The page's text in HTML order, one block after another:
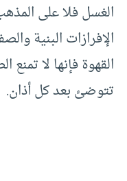
الغسل فلا على
الإفرازات البنية
القهوة فإنها لا تمنع
تتوضئ بعد كل أذان.